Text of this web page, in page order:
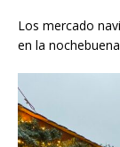
Los mercado
en la